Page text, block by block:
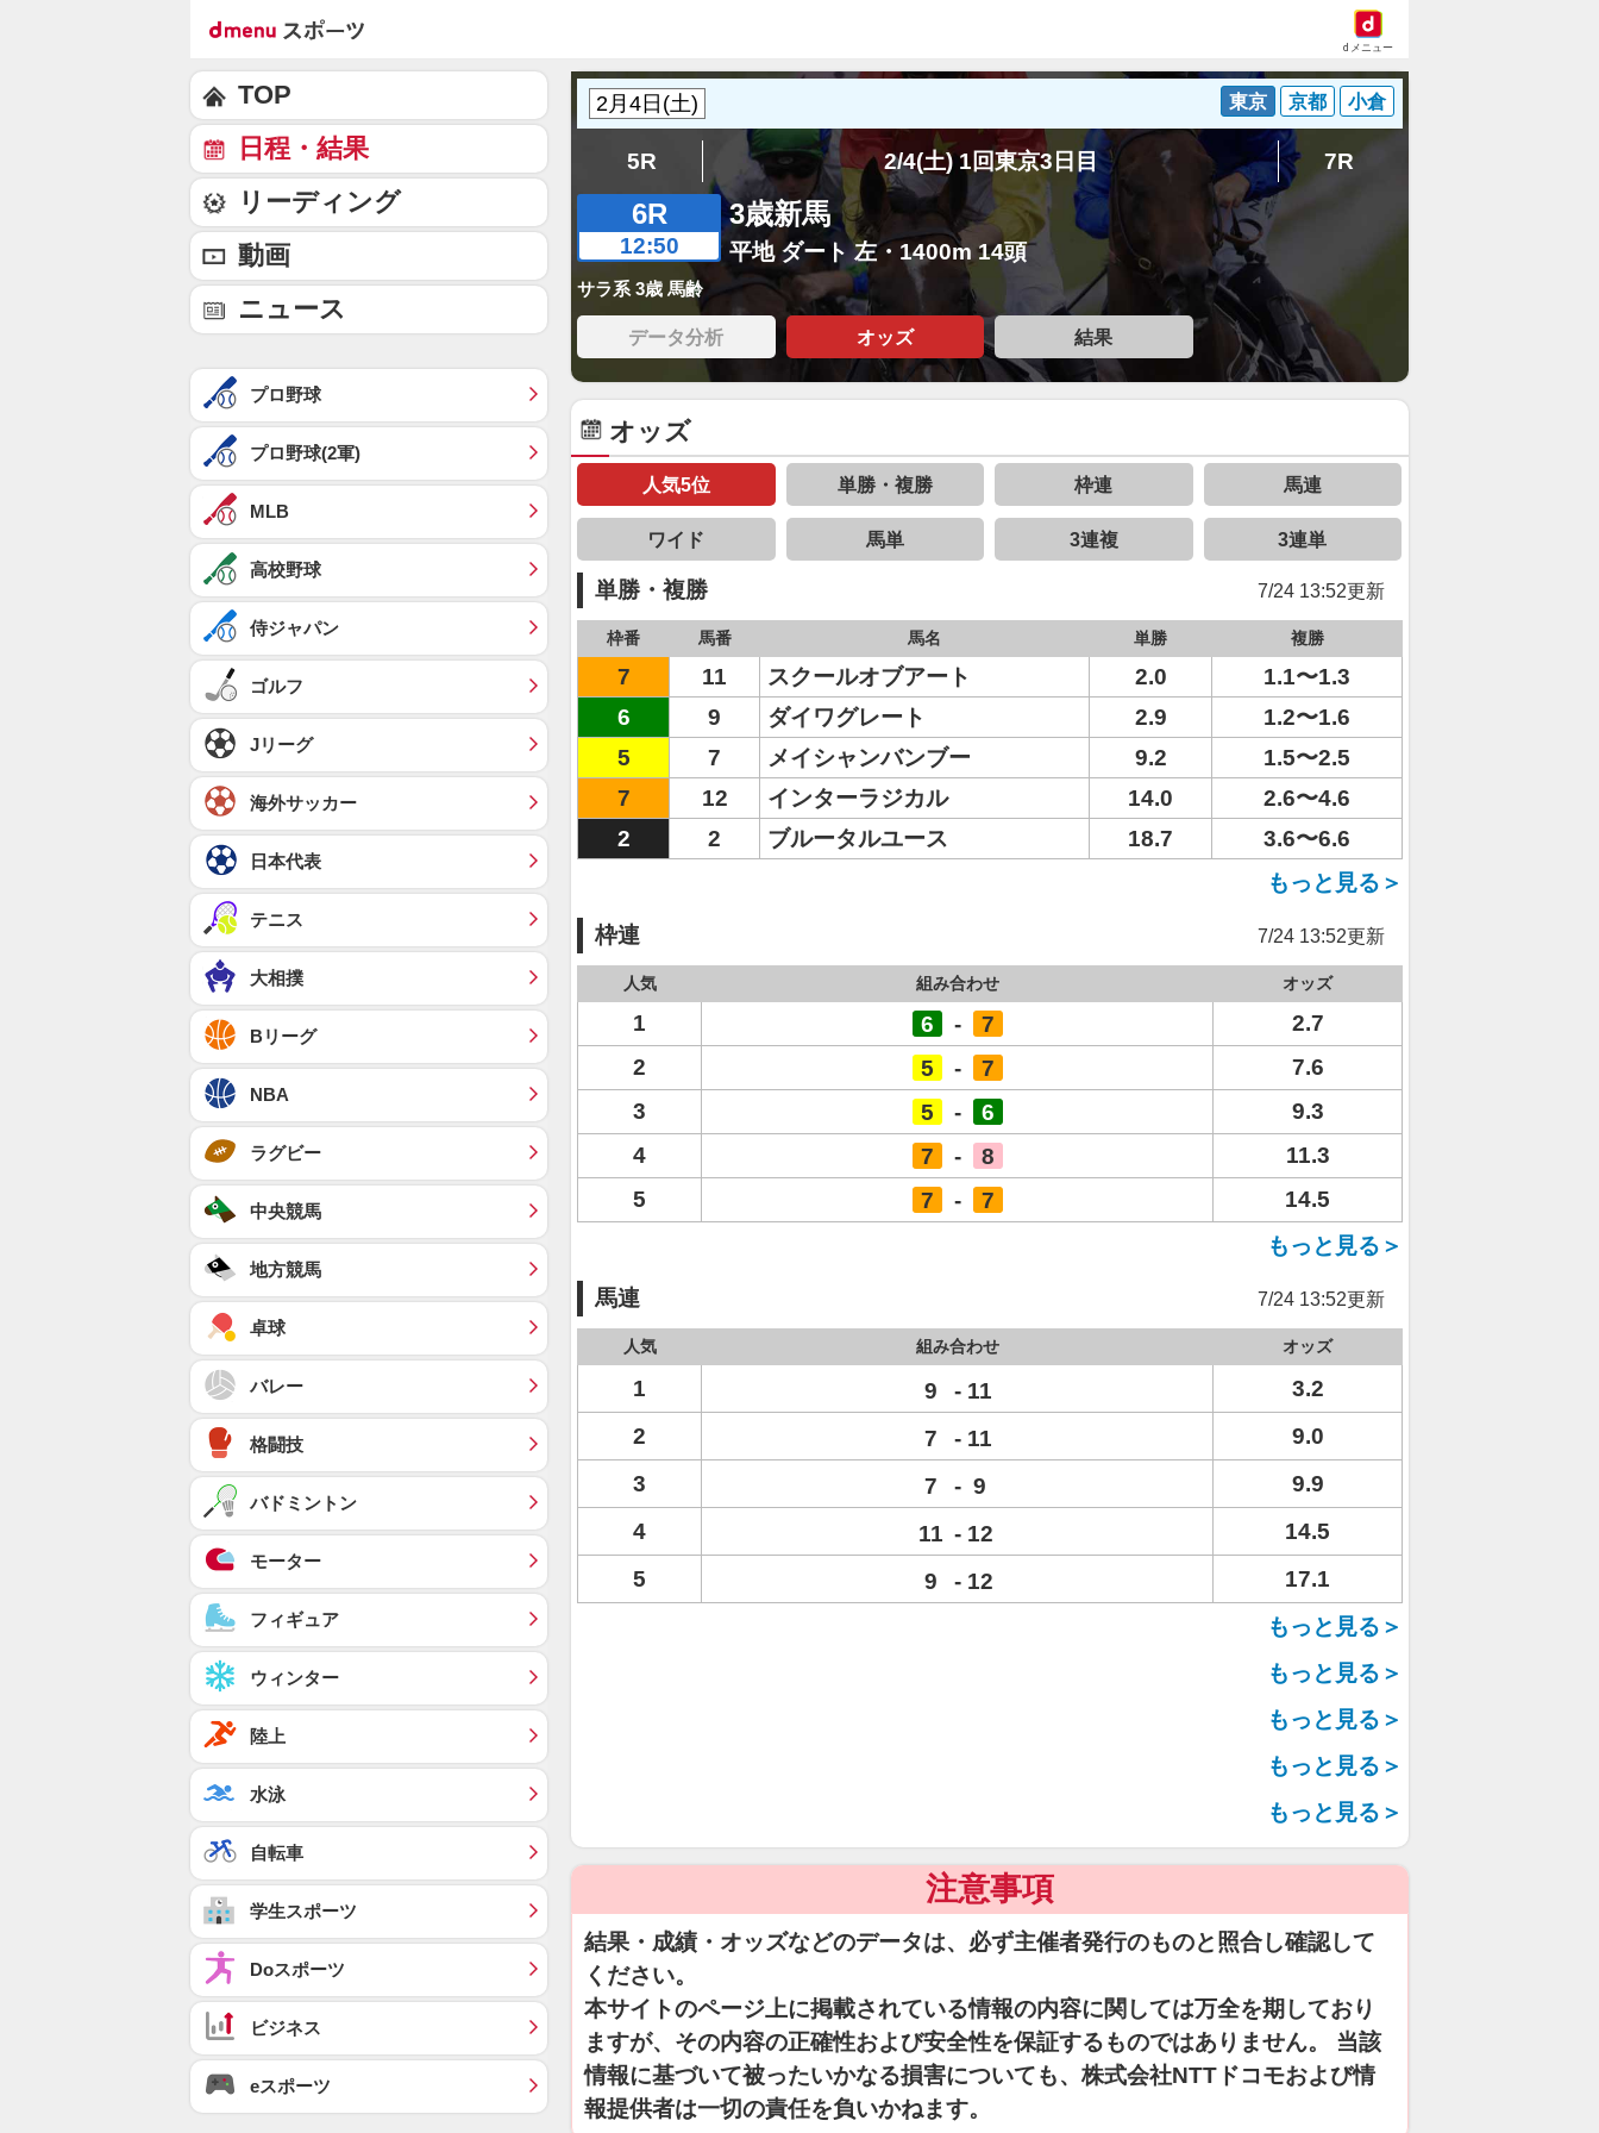
dメニュー
東京 京都 小倉
5R 2/4(土) 1回東京3日目 7R
6R
12:50
3歳新馬
平地 ダート 左・1400m 14頭
サラ系 3歳 馬齢
データ分析 オッズ 結果
オッズ
人気5位 単勝・複勝 枠連 馬連
ワイド 馬単 3連複 3連単
単勝・複勝 7/24 13:52更新
枠番 馬番 馬名 単勝 複勝
7 11 スクールオブアート 2.0
1.1〜1.3
6
9 ダイワグレート 2.9
1.2〜1.6
5
7 メイシャンバンブー 9.2
1.5〜2.5
7
12 インターラジカル 14.0
2.6〜4.6
2
2 ブルータルユース 18.7
3.6〜6.6
もっと見る＞
枠連 7/24 13:52更新
人気 組み合わせ オッズ
1 6 - 7
2.7
2
5 - 7
7.6
3
5 - 6
9.3
4
7 - 8
11.3
5
7 - 7
14.5
もっと見る＞
馬連 7/24 13:52更新
人気 組み合わせ オッズ
1 9 - 11
3.2
2
7 - 11
9.0
3
7 - 9
9.9
4
11 - 12
14.5
5
9 - 12
17.1
もっと見る＞
もっと見る＞
もっと見る＞
もっと見る＞
もっと見る＞
注意事項
結果・成績・オッズなどのデータは、必ず主催者発行のものと照合し確認して
ください。
本サイトのページ上に掲載されている情報の内容に関しては万全を期しており
ますが、その内容の正確性および安全性を保証するものではありません。 当該
情報に基づいて被ったいかなる損害についても、株式会社NTTドコモおよび情
報提供者は一切の責任を負いかねます。
TOP
日程・結果
リーディング
動画
ニュース
プロ野球
プロ野球(2軍)
MLB
高校野球
侍ジャパン
ゴルフ
Jリーグ
海外サッカー
日本代表
テニス
大相撲
Bリーグ
NBA
ラグビー
中央競馬
地方競馬
卓球
バレー
格闘技
バドミントン
モーター
フィギュア
ウィンター
陸上
水泳
自転車
学生スポーツ
Doスポーツ
ビジネス
eスポーツ